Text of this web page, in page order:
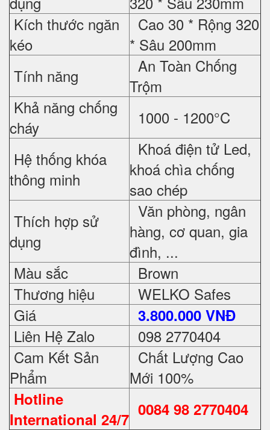
Kích thước ngăn
kéo
Cao 30 * Rộng 320
* Sâu 200mm
Tính năng
An Toàn Chống
Trộm
Khả năng chống
cháy
1000 - 1200°C
Hệ thống khóa
thông minh
Khoá điện tử Led,
khoá chìa chống
sao chép
Thích hợp sử
dụng
Văn phòng, ngân
hàng, cơ quan, gia
đình, ...
Màu sắc
Brown
Thương hiệu
WELKO Safes
Giá
3.800.000 VNĐ
Liên Hệ Zalo
098 2770404
Cam Kết Sản
Phẩm
Chất Lượng Cao
Mới 100%
Hotline
International 24/7 0084 98 2770404